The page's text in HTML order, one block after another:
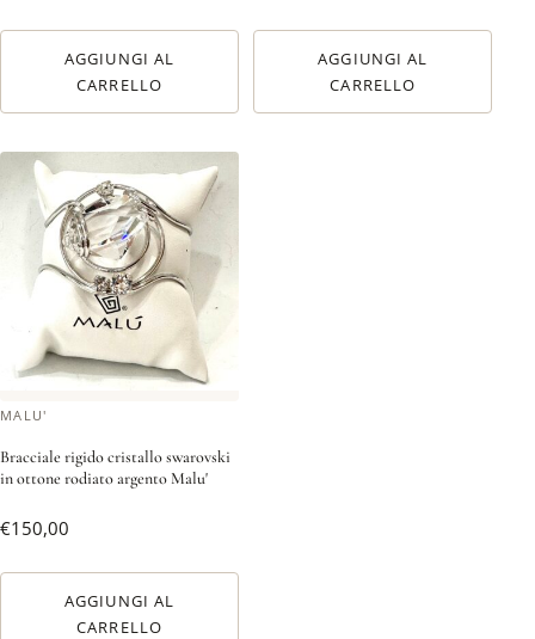
AGGIUNGI AL
CARRELLO
AGGIUNGI AL
CARRELLO
MALU'
Bracciale rigido cristallo swarovski
in ottone rodiato argento Malu'
€150,00
AGGIUNGI AL
CARRELLO